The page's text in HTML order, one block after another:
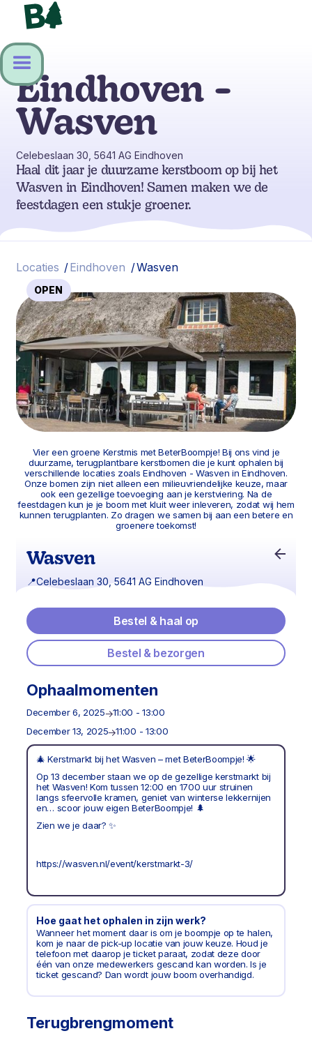
Eindhoven -
Wasven
Celebeslaan 30, 5641 AG Eindhoven
Haal dit jaar je duurzame kerstboom op bij het
Wasven in Eindhoven! Samen maken we de
feestdagen een stukje groener.
Locaties /Eindhoven /Wasven
OPEN
Vier een groene Kerstmis met BeterBoompje! Bij ons vind je
duurzame, terugplantbare kerstbomen die je kunt ophalen bij
verschillende locaties zoals Eindhoven - Wasven in Eindhoven.
Onze bomen zijn niet alleen een milieuvriendelijke keuze, maar
ook een gezellige toevoeging aan je kerstviering. Na de
feestdagen kun je je boom met kluit weer inleveren, zodat wij hem
kunnen terugplanten. Zo dragen we samen bij aan een betere en
groenere toekomst!
Wasven
📍Celebeslaan 30, 5641 AG Eindhoven
Bestel & haal op
Bestel & bezorgen
Ophaalmomenten
December 6, 2025
11:00 - 13:00
December 13, 2025
11:00 - 13:00
🎄 Kerstmarkt bij het Wasven – met BeterBoompje! 🌟
Op 13 december staan we op de gezellige kerstmarkt bij
het Wasven! Kom tussen 12:00 en 1700 uur struinen
langs sfeervolle kramen, geniet van winterse lekkernijen
en… scoor jouw eigen BeterBoompje! 🌲
Zien we je daar? ✨
https://wasven.nl/event/kerstmarkt-3/
Hoe gaat het ophalen in zijn werk?
Wanneer het moment daar is om je boompje op te halen,
kom je naar de pick-up locatie van jouw keuze. Houd je
telefoon met daarop je ticket paraat, zodat deze door
één van onze medewerkers gescand kan worden. Is je
ticket gescand? Dan wordt jouw boom overhandigd.
Terugbrengmoment